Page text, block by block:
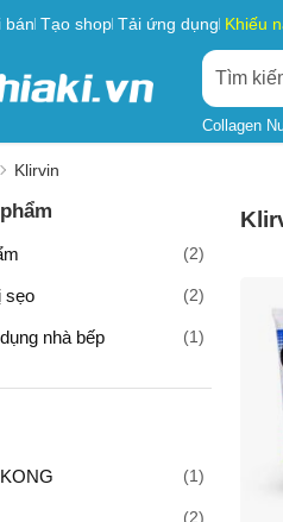
bán Tạo shop Tải ứng dụng Khiếu
Collagen
Klirvin
(2)
sẹo (2)
nhà bếp (1)
(1)
(2)